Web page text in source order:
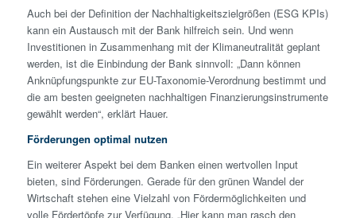
Auch bei der Definition der Nachhaltigkeitszielgrößen (ESG KPIs)
kann ein Austausch mit der Bank hilfreich sein. Und wenn
Investitionen in Zusammenhang mit der Klimaneutralität geplant
werden, ist die Einbindung der Bank sinnvoll: „Dann können
Anknüpfungspunkte zur EU-Taxonomie-Verordnung bestimmt und
die am besten geeigneten nachhaltigen Finanzierungsinstrumente
gewählt werden“, erklärt Hauer.
Förderungen optimal nutzen
Ein weiterer Aspekt bei dem Banken einen wertvollen Input
bieten, sind Förderungen. Gerade für den grünen Wandel der
Wirtschaft stehen eine Vielzahl von Fördermöglichkeiten und
volle Fördertöpfe zur Verfügung. „Hier kann man rasch den